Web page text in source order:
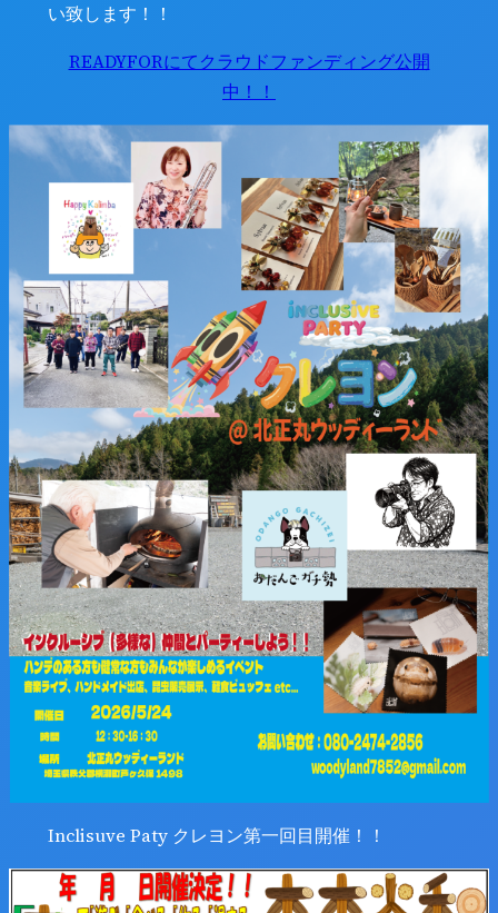
い致します！！
READYFORにてクラウドファンディング公開
中！！
Inclisuve Paty クレヨン第一回目開催！！